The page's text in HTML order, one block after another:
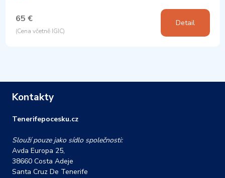
65 €
(Cena včetně IGIC)
Detail
Kontakty
Tenerifepocesku.cz
Slouží pouze jako sídlo společnosti:
Avda Europa 25,
38660 Costa Adeje
Santa Cruz De Tenerife